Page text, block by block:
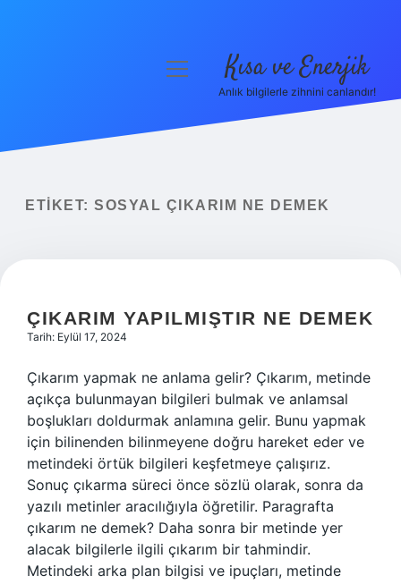
Yasal Uyarı
menüyü
Kısa ve Enerjik
Anlık bilgilerle zihnini canlandır!
ETIKET: SOSYAL ÇIKARIM NE DEMEK
ÇIKARIM YAPILMIŞTIR NE DEMEK
Tarih: Eylül 17, 2024
Çıkarım yapmak ne anlama gelir? Çıkarım, metinde
açıkça bulunmayan bilgileri bulmak ve anlamsal
boşlukları doldurmak anlamına gelir. Bunu yapmak
için bilinenden bilinmeyene doğru hareket eder ve
metindeki örtük bilgileri keşfetmeye çalışırız.
Sonuç çıkarma süreci önce sözlü olarak, sonra da
yazılı metinler aracılığıyla öğretilir. Paragrafta
çıkarım ne demek? Daha sonra bir metinde yer
alacak bilgilerle ilgili çıkarım bir tahmindir.
Metindeki arka plan bilgisi ve ipuçları, metinde